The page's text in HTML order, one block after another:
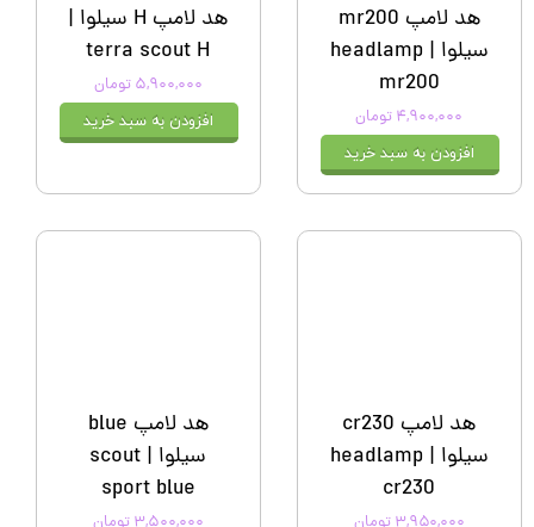
هد لامپ mr200
سیلوا | headlamp
mr200
۴,۹۰۰,۰۰۰ تومان
افزودن به سبد خرید
هد لامپ H سیلوا |
terra scout H
۵,۹۰۰,۰۰۰ تومان
افزودن به سبد خرید
هد لامپ cr230
سیلوا | headlamp
cr230
هد لامپ blue
سیلوا | scout
sport blue